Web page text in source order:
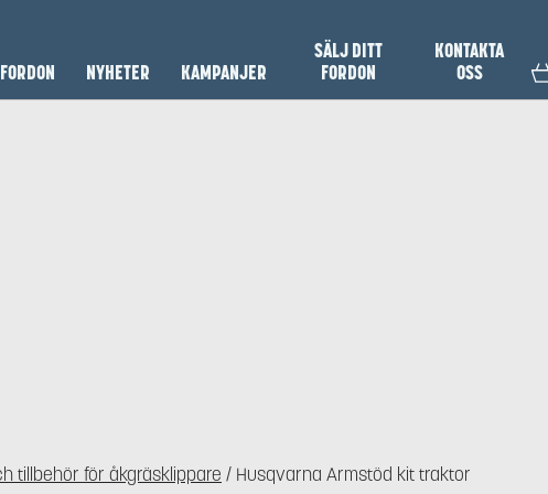
FORDON NYHETER KAMPANJER
SÄLJ DITT
FORDON
KONTAKTA
OSS
tillbehör för åkgräsklippare / Husqvarna Armstöd kit traktor